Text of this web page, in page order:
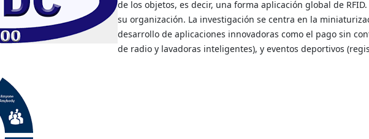
de los objetos, es decir, una forma aplicación global de
su organización. La investigación se centra en la
desarrollo de aplicaciones innovadoras como el pago sin
de radio y lavadoras inteligentes), y eventos deportivos